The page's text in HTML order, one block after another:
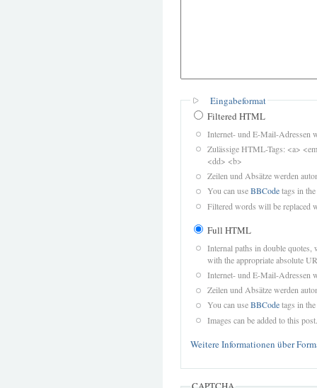
Eingabeformat
Filtered HTML
Internet- und E-Mail-Adressen
Zulässige HTML-Tags: <a>
<dd> <b>
Zeilen und Absätze werden
You can useBBCodetags in
Filtered words will be replaced
Full HTML
Internal paths in double quotes,
with the appropriate absolute
Internet- und E-Mail-Adressen
Zeilen und Absätze werden
You can useBBCodetags in
Images can be added to this post.
Weitere Informationen über